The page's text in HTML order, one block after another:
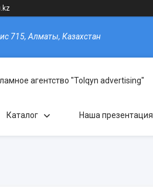
715, Алматы, Казахстан
агентство "Tolqyn advertising"
Каталог Наша презентация